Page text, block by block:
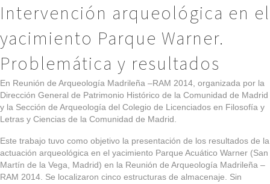
Intervención arqueológica en el
yacimiento Parque Warner.
Problemática y resultados
En Reunión de Arqueología Madrileña –RAM 2014, organizada por la
Dirección General de Patrimonio Histórico de la Comunidad de Madrid
y la Sección de Arqueología del Colegio de Licenciados en Filosofía y
Letras y Ciencias de la Comunidad de Madrid.
Este trabajo tuvo como objetivo la presentación de los resultados de la
actuación arqueológica en el yacimiento Parque Acuático Warner (San
Martín de la Vega, Madrid) en la Reunión de Arqueología Madrileña –
RAM 2014. Se localizaron cinco estructuras de almacenaje. Sin